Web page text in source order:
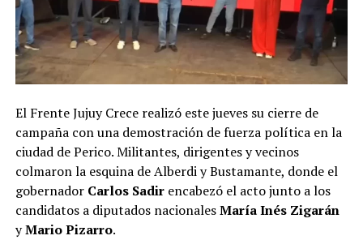
El Frente Jujuy Crece realizó este jueves su cierre de
campaña con una demostración de fuerza política en la
ciudad de Perico. Militantes, dirigentes y vecinos
colmaron la esquina de Alberdi y Bustamante, donde el
gobernador Carlos Sadirencabezó el acto junto a los
candidatos a diputados nacionalesMaría Inés Zigarán
yMario Pizarro.